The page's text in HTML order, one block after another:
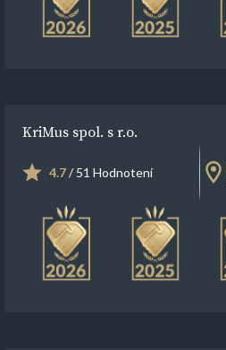
KriMus spol. s r.o.
4.7/ 51 Hodnotení